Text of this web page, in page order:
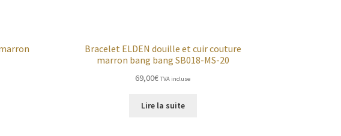
Bracelet ELDEN douille et cuir couture
marron bang bang SB018-MS-20
69,00€ TVA incluse
Lire la suite